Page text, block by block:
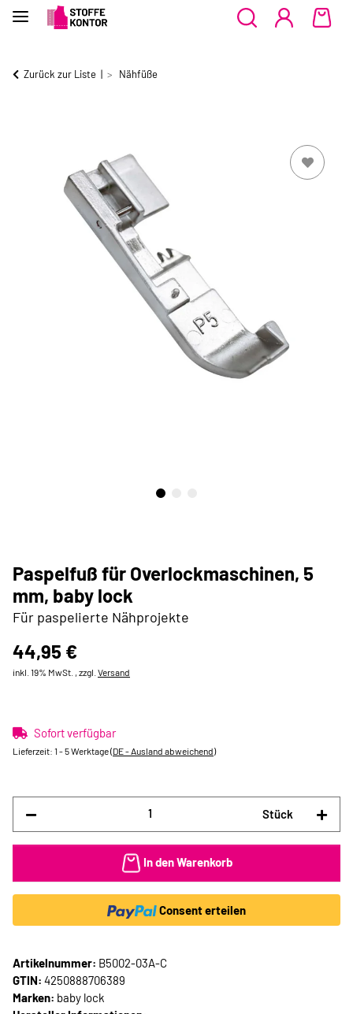
Zurück zur Liste Nähfüße
Paspelfuß für Overlockmaschinen, 5
mm, baby lock
Für paspelierte Nähprojekte
44,95 €
inkl. 19% MwSt. , zzgl. Versand
Sofort verfügbar
Lieferzeit: 1 - 5 Werktage(DE - Ausland abweichend)
Stück
In den Warenkorb
Consent erteilen
Artikelnummer: B5002-03A-C
GTIN: 4250888706389
Marken: baby lock